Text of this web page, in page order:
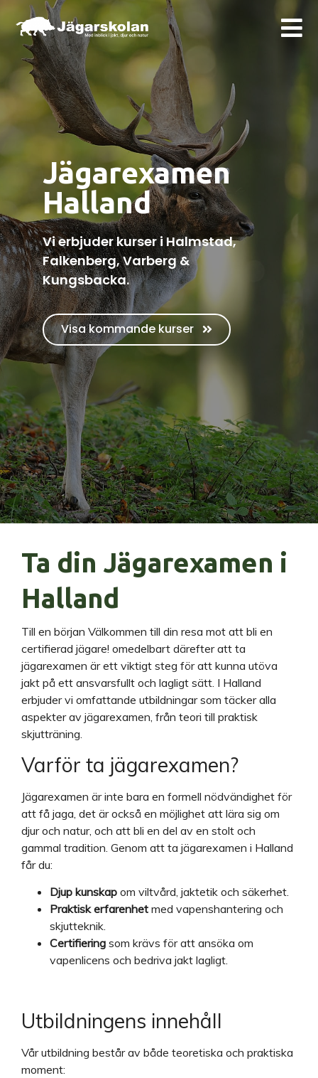
Jägarexamen
Halland
Vi erbjuder kurser i Halmstad,
Falkenberg, Varberg &
Kungsbacka.
Visa kommande kurser
Ta din Jägarexamen i
Halland
Till en början Välkommen till din resa mot att bli en
certifierad jägare! omedelbart därefter att ta
jägarexamen är ett viktigt steg för att kunna utöva
jakt på ett ansvarsfullt och lagligt sätt. I Halland
erbjuder vi omfattande utbildningar som täcker alla
aspekter av jägarexamen, från teori till praktisk
skjutträning.
Varför ta jägarexamen?
Jägarexamen är inte bara en formell nödvändighet för
att få jaga, det är också en möjlighet att lära sig om
djur och natur, och att bli en del av en stolt och
gammal tradition. Genom att ta jägarexamen i Halland
får du:
Djup kunskap om viltvård, jaktetik och säkerhet.
Praktisk erfarenhet med vapenshantering och
skjutteknik.
Certifiering som krävs för att ansöka om
vapenlicens och bedriva jakt lagligt.
Utbildningens innehåll
Vår utbildning består av både teoretiska och praktiska
moment: